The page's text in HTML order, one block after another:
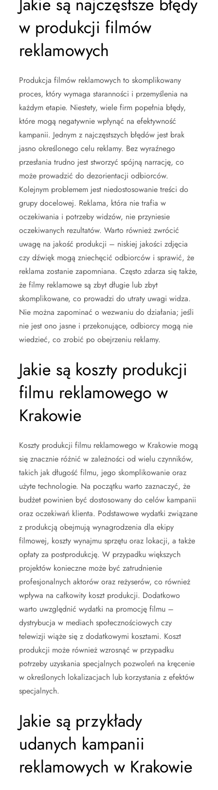
w produkcji filmów
reklamowych
Produkcja filmów reklamowych to skomplikowany
proces, który wymaga staranności i przemyślenia na
każdym etapie. Niestety, wiele firm popełnia błędy,
które mogą negatywnie wpłynąć na efektywność
kampanii. Jednym z najczęstszych błędów jest brak
jasno określonego celu reklamy. Bez wyraźnego
przesłania trudno jest stworzyć spójną narrację, co
może prowadzić do dezorientacji odbiorców.
Kolejnym problemem jest niedostosowanie treści do
grupy docelowej. Reklama, która nie trafia w
oczekiwania i potrzeby widzów, nie przyniesie
oczekiwanych rezultatów. Warto również zwrócić
uwagę na jakość produkcji – niskiej jakości zdjęcia
czy dźwięk mogą zniechęcić odbiorców i sprawić, że
reklama zostanie zapomniana. Często zdarza się także,
że filmy reklamowe są zbyt długie lub zbyt
skomplikowane, co prowadzi do utraty uwagi widza.
Nie można zapominać o wezwaniu do działania; jeśli
nie jest ono jasne i przekonujące, odbiorcy mogą nie
wiedzieć, co zrobić po obejrzeniu reklamy.
Jakie są koszty produkcji
filmu reklamowego w
Krakowie
Koszty produkcji filmu reklamowego w Krakowie mogą
się znacznie różnić w zależności od wielu czynników,
takich jak długość filmu, jego skomplikowanie oraz
użyte technologie. Na początku warto zaznaczyć, że
budżet powinien być dostosowany do celów kampanii
oraz oczekiwań klienta. Podstawowe wydatki związane
z produkcją obejmują wynagrodzenia dla ekipy
filmowej, koszty wynajmu sprzętu oraz lokacji, a także
opłaty za postprodukcję. W przypadku większych
projektów konieczne może być zatrudnienie
profesjonalnych aktorów oraz reżyserów, co również
wpływa na całkowity koszt produkcji. Dodatkowo
warto uwzględnić wydatki na promocję filmu –
dystrybucja w mediach społecznościowych czy
telewizji wiąże się z dodatkowymi kosztami. Koszt
produkcji może również wzrosnąć w przypadku
potrzeby uzyskania specjalnych pozwoleń na kręcenie
w określonych lokalizacjach lub korzystania z efektów
specjalnych.
Jakie są przykłady
udanych kampanii
reklamowych w Krakowie